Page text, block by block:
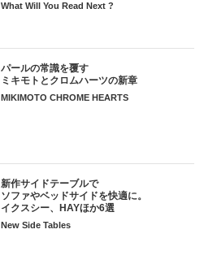
What Will You Read Next ?
パールの常識を覆す
ミキモトとクロムハーツの新章
MIKIMOTO CHROME HEARTS
新作サイドテーブルで
ソファやベッドサイドを快適に。
イクスシー、HAYほか6選
New Side Tables